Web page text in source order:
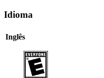
Idioma
Inglês